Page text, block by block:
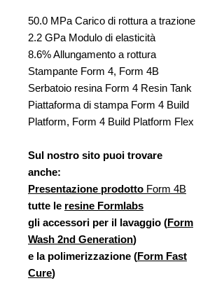
50.0 MPa Carico di rottura a trazione
2.2 GPa Modulo di elasticità
8.6% Allungamento a rottura
Stampante Form 4, Form 4B
Serbatoio resina Form 4 Resin Tank
Piattaforma di stampa Form 4 Build
Platform, Form 4 Build Platform Flex
Sul nostro sito puoi trovare
anche:
Presentazione prodotto Form 4B
tutte le resine Formlabs
gli accessori per il lavaggio (Form
Wash 2nd Generation)
e la polimerizzazione (Form Fast
Cure)